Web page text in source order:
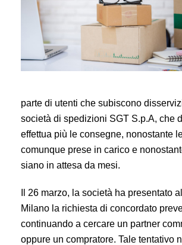
parte di utenti che subiscono
società di spedizioni SGT S.p.A, che
effettua più le consegne, nonostante
comunque prese in carico e
siano in attesa da mesi.
Il 26 marzo, la società ha presentato
Milano la richiesta di concordato
continuando a cercare un partner
oppure un compratore. Tale tentativo